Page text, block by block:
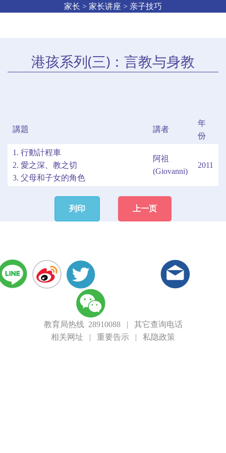
家长 > 家长讲座 > 亲子技巧
港孩系列(三)：言教与身教
講題 講者
年
份
1. 行動計程車
2. 愛之深、教之切
3. 父母和子女的角色
阿祖
(Giovanni)
2011
列印 上一页
教育局热线 28910088| 其它查询电话
相关网址 | 重要告示 | 私隐政策